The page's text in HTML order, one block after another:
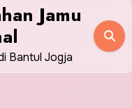
Jamu
Bantul Jogja